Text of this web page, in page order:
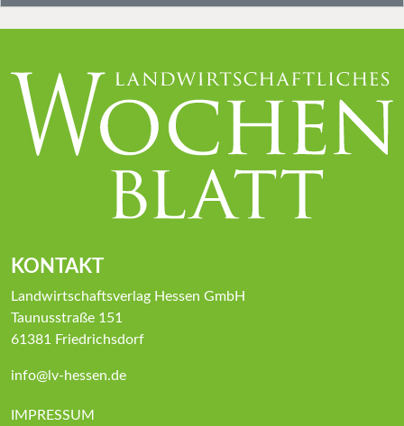
KONTAKT
Landwirtschaftsverlag Hessen GmbH
Taunusstraße 151
61381 Friedrichsdorf
info@lv-hessen.de
IMPRESSUM